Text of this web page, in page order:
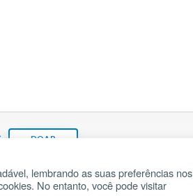
DOAR
João Paulo II Pedido de Oração
lembrando as suas preferências nos
No entanto, você pode visitar